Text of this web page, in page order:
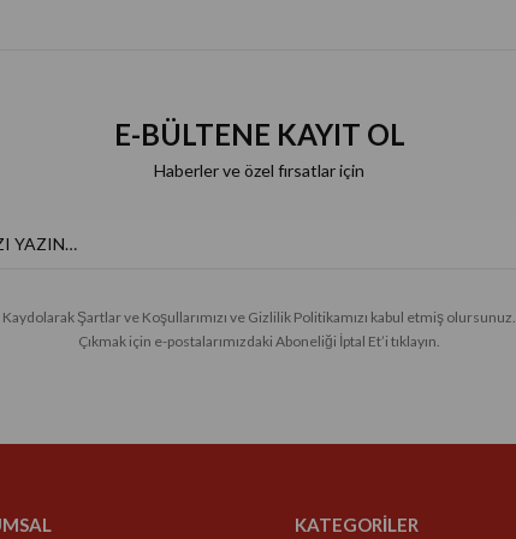
E-BÜLTENE KAYIT OL
Haberler ve özel fırsatlar için
Kaydolarak Şartlar ve Koşullarımızı ve Gizlilik Politikamızı kabul etmiş olursunuz.
Çıkmak için e-postalarımızdaki Aboneliği İptal Et’i tıklayın.
KATEGORİLER